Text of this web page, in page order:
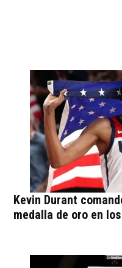
Kevin Durant
medalla de oro en